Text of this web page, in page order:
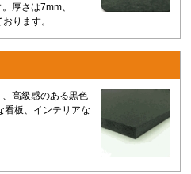
厚さは7mm、
ります。
高級感のある黒色
看板、インテリアな